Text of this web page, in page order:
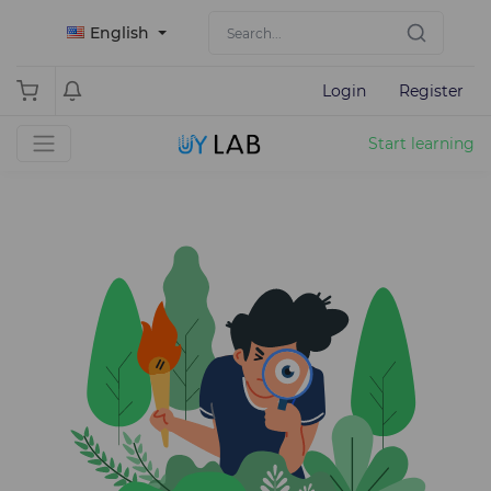
English
Login Register
Start learning